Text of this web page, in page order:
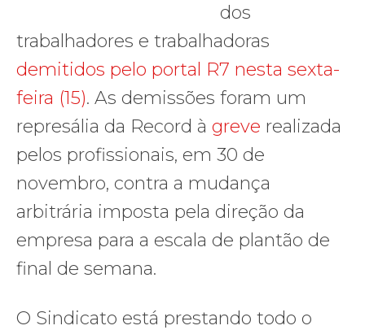
dos
trabalhadores e trabalhadoras
demitidos pelo portal R7 nesta sexta-
feira (15). As demissões foram um
represália da Record à greve realizada
pelos profissionais, em 30 de
novembro, contra a mudança
arbitrária imposta pela direção da
empresa para a escala de plantão de
final de semana.
O Sindicato está prestando todo o